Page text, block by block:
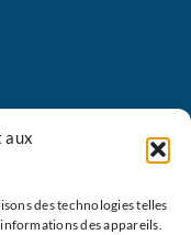
aux
des technologies telles
des appareils.